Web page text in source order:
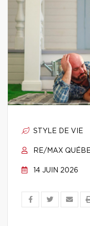
STYLE DE VIE
RE/MAX
14 JUIN 2026